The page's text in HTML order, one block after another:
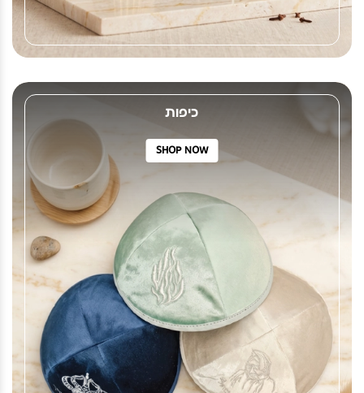
כיפות
SHOP NOW